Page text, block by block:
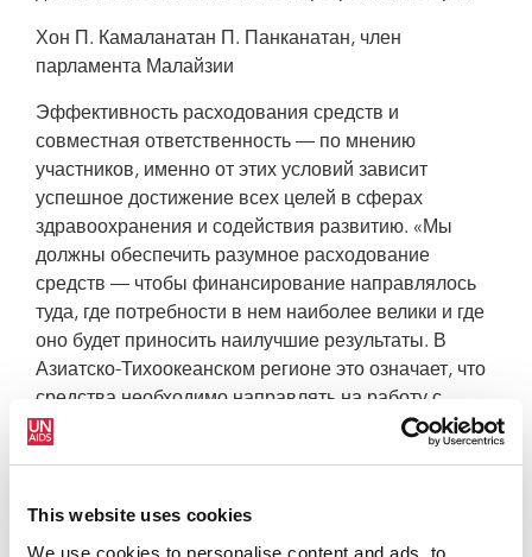
This website uses cookies
We use cookies to personalise content and ads, to
Хон П. Камаланатан П. Панканатан, член
парламента Малайзии
Эффективность расходования средств и
совместная ответственность — по мнению
участников, именно от этих условий зависит
успешное достижение всех целей в сферах
здравоохранения и содействия развитию. «Мы
должны обеспечить разумное расходование
средств — чтобы финансирование направлялось
туда, где потребности в нем наиболее велики и где
оно будет приносить наилучшие результаты. В
Азиатско-Тихоокеанском регионе это означает, что
средства необходимо направлять на работу с
основными группами населения, подверженными
региональной поддержки ЮНЭЙДС для Азии и